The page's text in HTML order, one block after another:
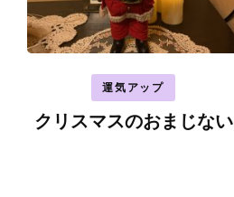
運気アップ
クリスマスのおまじない